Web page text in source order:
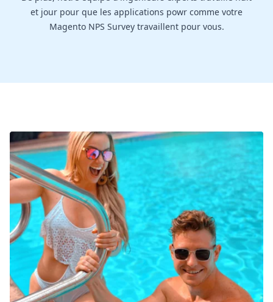
et jour pour que les applications powr comme votre
Magento NPS Survey travaillent pour vous.